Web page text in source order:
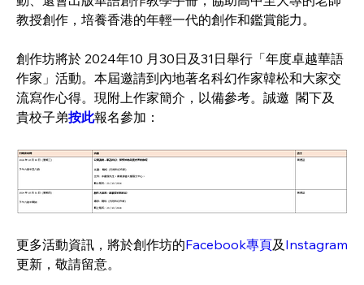
教授創作，培養香港的年輕一代的創作和鑑賞能力。
創作坊將於 2024年10 月30日及31日舉行「年度卓越華語
作家」活動。本屆邀請到內地著名科幻作家韓松和大家交
流寫作心得。現附上作家簡介，以備參考。誠邀  閣下及
貴校子弟按此報名參加：
更多活動資訊，將於創作坊的Facebook專頁及 Instagram
更新，敬請留意。